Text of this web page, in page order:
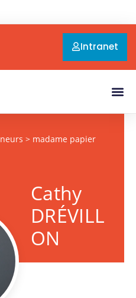
Intranet
> madame papier
Cathy
DRÉVILL
ON